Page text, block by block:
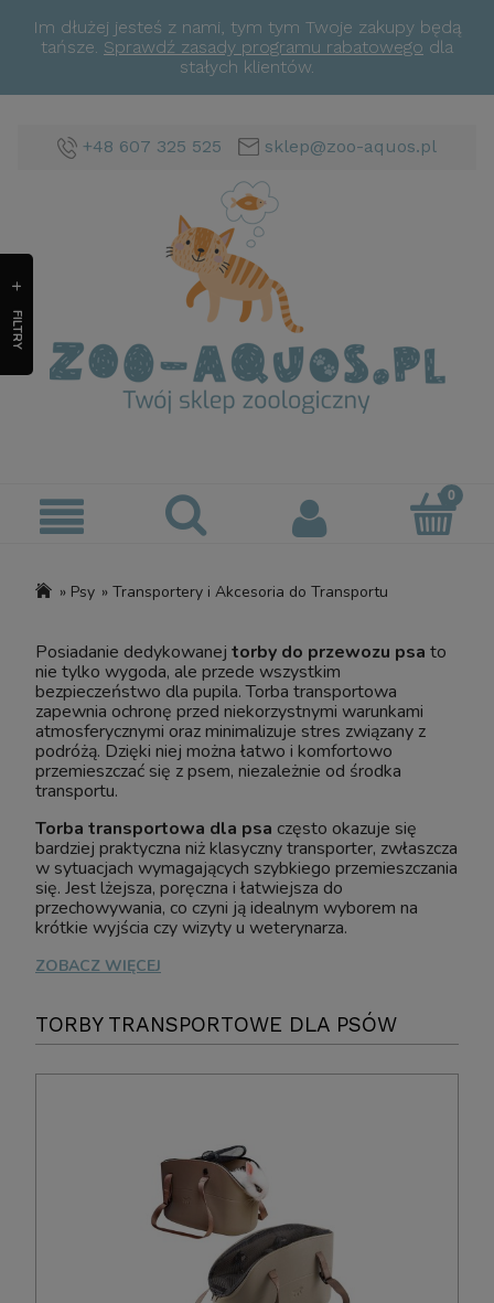
Im dłużej jesteś z nami, tym tym Twoje zakupy będą
tańsze. Sprawdź zasady programu rabatowego dla
stałych klientów.
+48 607 325 525 sklep@zoo-aquos.pl
» Psy » Transportery i Akcesoria do Transportu
Posiadanie dedykowanej torby do przewozu psa to
nie tylko wygoda, ale przede wszystkim
bezpieczeństwo dla pupila. Torba transportowa
zapewnia ochronę przed niekorzystnymi warunkami
atmosferycznymi oraz minimalizuje stres związany z
podróżą. Dzięki niej można łatwo i komfortowo
przemieszczać się z psem, niezależnie od środka
transportu.
Torba transportowa dla psa często okazuje się
bardziej praktyczna niż klasyczny transporter, zwłaszcza
w sytuacjach wymagających szybkiego przemieszczania
się. Jest lżejsza, poręczna i łatwiejsza do
przechowywania, co czyni ją idealnym wyborem na
krótkie wyjścia czy wizyty u weterynarza.
ZOBACZ WIĘCEJ
FILTRY
TORBY TRANSPORTOWE DLA PSÓW